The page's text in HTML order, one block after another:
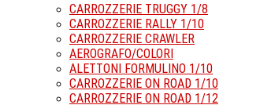
CARROZZERIE TRUGGY 1/8
CARROZZERIE RALLY 1/10
CARROZZERIE CRAWLER
AEROGRAFO/COLORI
ALETTONI FORMULINO 1/10
CARROZZERIE ON ROAD 1/10
CARROZZERIE ON ROAD 1/12